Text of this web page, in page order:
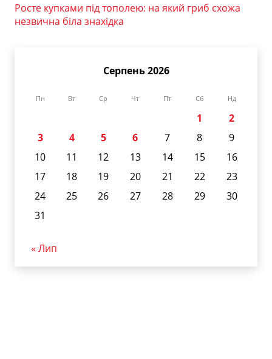
Росте купками під тополею: на який гриб схожа
незвична біла знахідка
Серпень 2026
Пн Вт Ср Чт Пт Сб Нд
1
2
3
4 5 6 7 8
9
10
11 12 13 14 15
16
17
18 19 20 21 22
23
24
25 26 27 28 29
30
31
« Лип